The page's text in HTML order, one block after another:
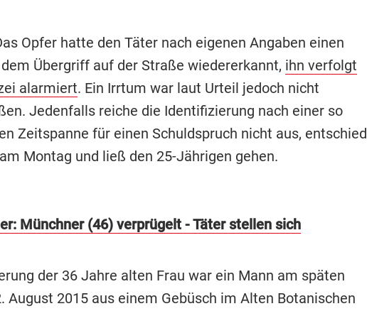
Opfer hatte den Täter nach eigenen Angaben einen
Übergriff auf der Straße wiedererkannt, ihn verfolgt
alarmiert. Ein Irrtum war laut Urteil jedoch nicht
Jedenfalls reiche die Identifizierung nach einer so
Zeitspanne für einen Schuldspruch nicht aus, entschied
Montag und ließ den 25-Jährigen gehen.
Münchner (46) verprügelt - Täter stellen sich
der 36 Jahre alten Frau war ein Mann am späten
August 2015 aus einem Gebüsch im Alten Botanischen